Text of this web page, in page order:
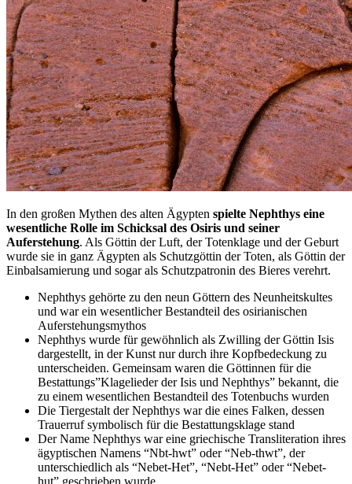
In den großen Mythen des alten Ägypten spielte Nephthys eine
wesentliche Rolle im Schicksal des Osiris und seiner
Auferstehung. Als Göttin der Luft, der Totenklage und der Geburt
wurde sie in ganz Ägypten als Schutzgöttin der Toten, als Göttin der
Einbalsamierung und sogar als Schutzpatronin des Bieres verehrt.
Nephthys gehörte zu den neun Göttern des Neunheitskultes
und war ein wesentlicher Bestandteil des osirianischen
Auferstehungsmythos
Nephthys wurde für gewöhnlich als Zwilling der Göttin Isis
dargestellt, in der Kunst nur durch ihre Kopfbedeckung zu
unterscheiden. Gemeinsam waren die Göttinnen für die
Bestattungs”Klagelieder der Isis und Nephthys” bekannt, die
zu einem wesentlichen Bestandteil des Totenbuchs wurden
Die Tiergestalt der Nephthys war die eines Falken, dessen
Trauerruf symbolisch für die Bestattungsklage stand
Der Name Nephthys war eine griechische Transliteration ihres
ägyptischen Namens “Nbt-hwt” oder “Neb-thwt”, der
unterschiedlich als “Nebet-Het”, “Nebt-Het” oder “Nebet-